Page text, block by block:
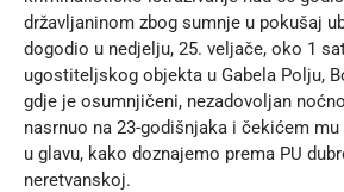
državljaninom zbog sumnje u pokušaj
dogodio u nedjelju, 25. veljače, oko 1
ugostiteljskog objekta u Gabela Polju,
gdje je osumnjičeni, nezadovoljan
nasrnuo na 23-godišnjaka i čekićem mu
u glavu, kako doznajemo prema PU
neretvanskoj.